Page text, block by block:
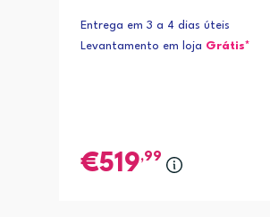
Entrega em 3 a 4 dias úteis
Levantamento em loja Grátis*
519,99